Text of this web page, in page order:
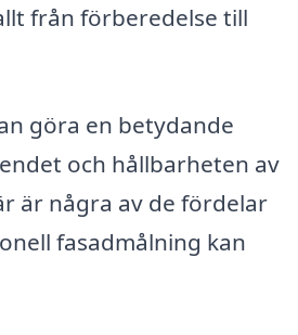
från förberedelse till
göra en betydande
och hållbarheten av
är några av de fördelar
fasadmålning kan